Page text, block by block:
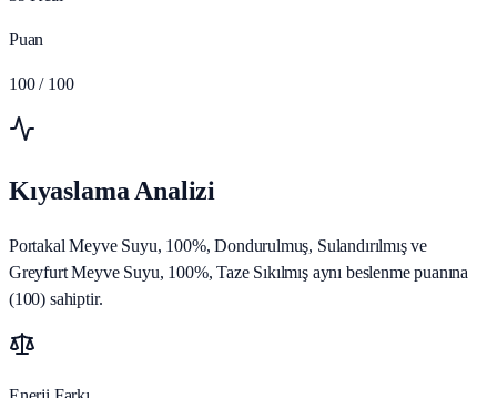
Puan
100 / 100
Kıyaslama Analizi
Portakal Meyve Suyu, 100%, Dondurulmuş, Sulandırılmış ve
Greyfurt Meyve Suyu, 100%, Taze Sıkılmış aynı beslenme puanına
(100) sahiptir.